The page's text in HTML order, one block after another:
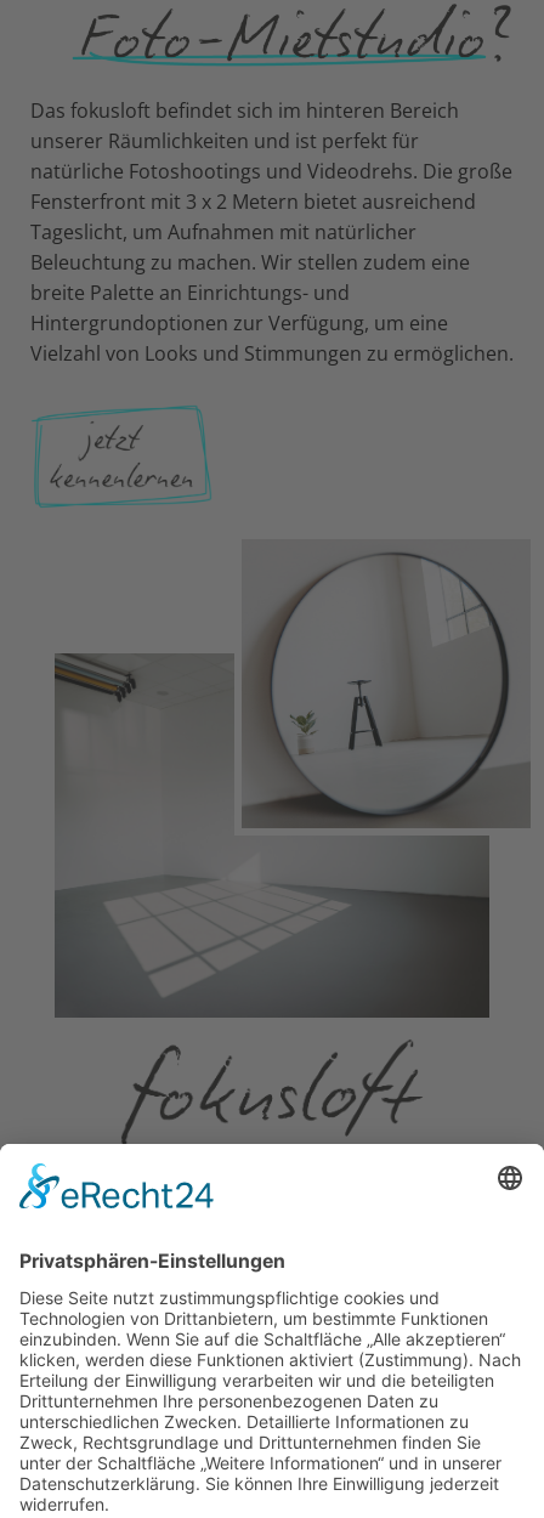
Das fokusloft befindet sich im hinteren Bereich
unserer Räumlichkeiten und ist perfekt für
natürliche Fotoshootings und Videodrehs. Die große
Fensterfront mit 3 x 2 Metern bietet ausreichend
Tageslicht, um Aufnahmen mit natürlicher
Beleuchtung zu machen. Wir stellen zudem eine
breite Palette an Einrichtungs- und
Hintergrundoptionen zur Verfügung, um eine
Vielzahl von Looks und Stimmungen zu ermöglichen.